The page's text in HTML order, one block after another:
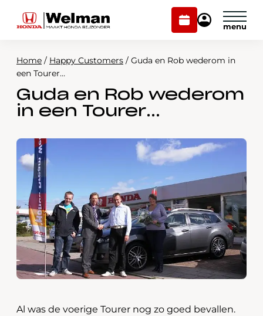
Plan
onderhoud
Mijn
Modellen
Voorraad
Over ons
Webshop
Contact
Plan onderhoud
Home / Happy Customers / Guda en Rob wederom in
een Tourer…
Guda en Rob wederom
in een Tourer…
Al was de voerige Tourer nog zo goed bevallen.